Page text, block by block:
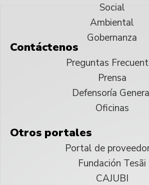
Social
Ambiental
Gobernanza
Contáctenos
Preguntas
Prensa
Defensoría
Oficinas
Otros portales
Portal de
Fundación Tesãi
CAJUBI